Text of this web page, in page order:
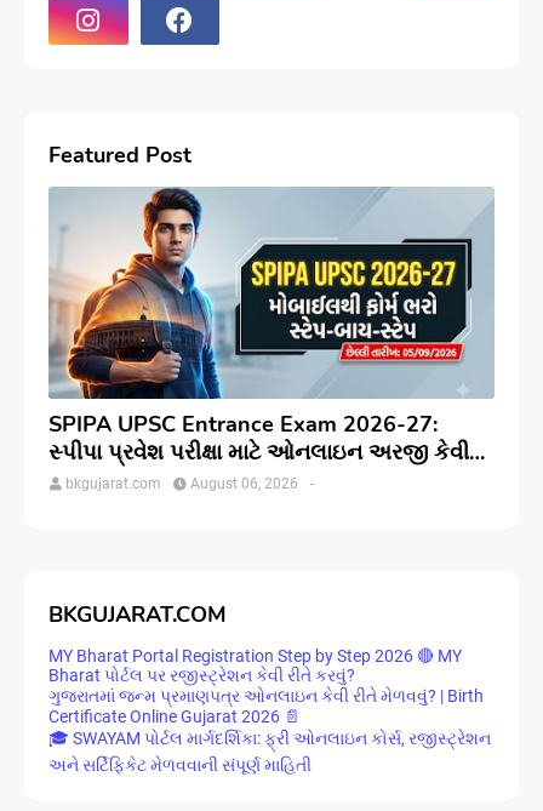
Featured Post
SPIPA UPSC Entrance Exam 2026-27:
સ્પીપા પ્રવેશ પરીક્ષા માટે ઓનલાઇન અરજી કેવી
રીતે કરવી? જાણો સંપૂર્ણ પ્રક્રિયા
bkgujarat.com -
August 06, 2026
BKGUJARAT.COM
MY Bharat Portal Registration Step by Step 2026 🔴 MY
Bharat પોર્ટલ પર રજીસ્ટ્રેશન કેવી રીતે કરવું?
ગુજરાતમાં જન્મ પ્રમાણપત્ર ઓનલાઇન કેવી રીતે મેળવવું? | Birth
Certificate Online Gujarat 2026 📄
🎓 SWAYAM પોર્ટલ માર્ગદર્શિકા: ફ્રી ઓનલાઇન કોર્સ, રજીસ્ટ્રેશન
અને સર્ટિફિકેટ મેળવવાની સંપૂર્ણ માહિતી